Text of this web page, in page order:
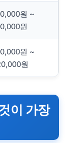
원 ~
원
원 ~
원
이 가장